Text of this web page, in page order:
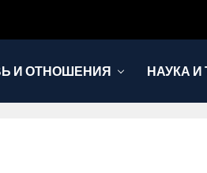
И ОТНОШЕНИЯ НАУКА И